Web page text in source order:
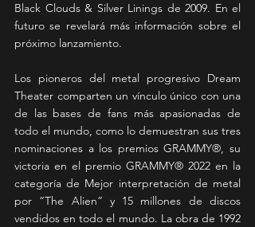
Black Clouds & Silver Linings de 2009. En el
futuro se revelará más información sobre el
próximo lanzamiento.
Los pioneros del metal progresivo Dream
Theater comparten un vínculo único con una
de las bases de fans más apasionadas de
todo el mundo, como lo demuestran sus tres
nominaciones a los premios GRAMMY®, su
victoria en el premio GRAMMY® 2022 en la
categoría de Mejor interpretación de metal
por “The Alien” y 15 millones de discos
vendidos en todo el mundo. La obra de 1992